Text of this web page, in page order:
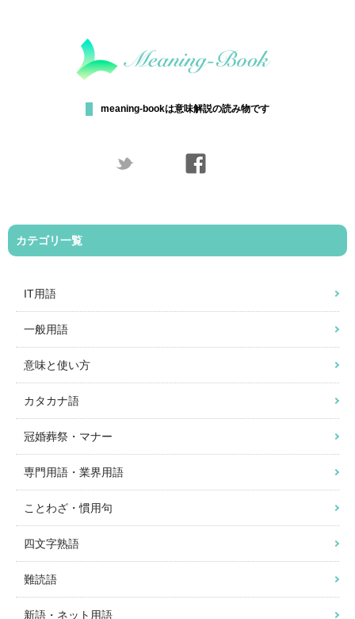
meaning-bookは意味解説の読み物です
カテゴリ一覧
IT用語
一般用語
意味と使い方
カタカナ語
冠婚葬祭・マナー
専門用語・業界用語
ことわざ・慣用句
四文字熟語
難読語
新語・ネット用語